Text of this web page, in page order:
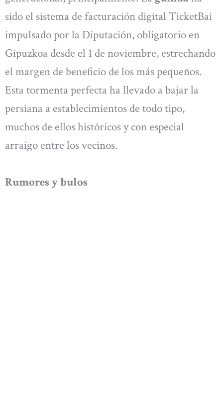
sido el sistema de facturación digital TicketBai
impulsado por la Diputación, obligatorio en
Gipuzkoa desde el 1 de noviembre, estrechando
el margen de beneficio de los más pequeños.
Esta tormenta perfecta ha llevado a bajar la
persiana a establecimientos de todo tipo,
muchos de ellos históricos y con especial
arraigo entre los vecinos.
Rumores y bulos